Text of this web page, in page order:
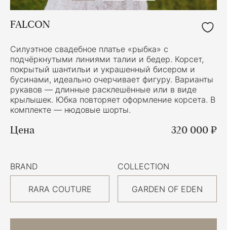
FALCON
Силуэтное свадебное платье «рыбка» с
подчёркнутыми линиями талии и бедер. Корсет,
покрытый шантильи и украшенный бисером и
бусинами, идеально очерчивает фигуру. Варианты
рукавов — длинные расклешённые или в виде
крылышек. Юбка повторяет оформление корсета. В
комплекте — нюдовые шорты.
Цена 320 000 ₽
BRAND
RARA COUTURE
COLLECTION
GARDEN OF EDEN